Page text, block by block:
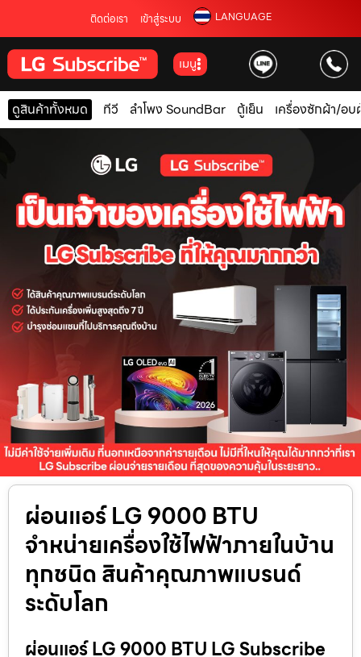
ติดต่อเรา เข้าสู่ระบบ LANGUAGE
เมนู
ดูสินค้าทั้งหมด ทีวี ลำโพง SoundBar ตู้เย็น เครื่องซักผ้า/อบ
ผ่อนแอร์ LG 9000 BTU
จำหน่ายเครื่องใช้ไฟฟ้าภายในบ้าน
ทุกชนิด สินค้าคุณภาพแบรนด์
ระดับโลก
ผ่อนแอร์ LG 9000 BTU LG Subscribe